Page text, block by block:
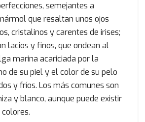
semejantes a
que resaltan unos ojos
cristalinos y carentes de irises;
lacios y finos, que ondean al
marina acariciada por la
de su piel y el color de su pelo
y fríos. Los más comunes son
y blanco, aunque puede existir